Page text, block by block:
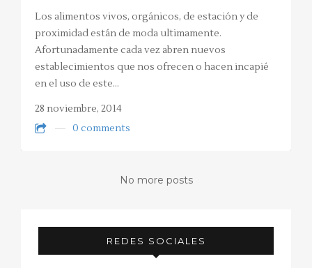
Los alimentos vivos, orgánicos, de estación y de
proximidad están de moda ultimamente.
Afortunadamente cada vez abren nuevos
establecimientos que nos ofrecen o hacen incapié
en el uso de este…
28 noviembre, 2014
0 comments
No more posts
REDES SOCIALES